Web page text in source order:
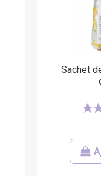
Sachet